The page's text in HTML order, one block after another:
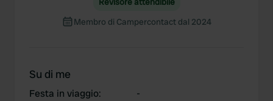
Membro di Campercontact dal 2024
Su di me
Festa in viaggio:
-